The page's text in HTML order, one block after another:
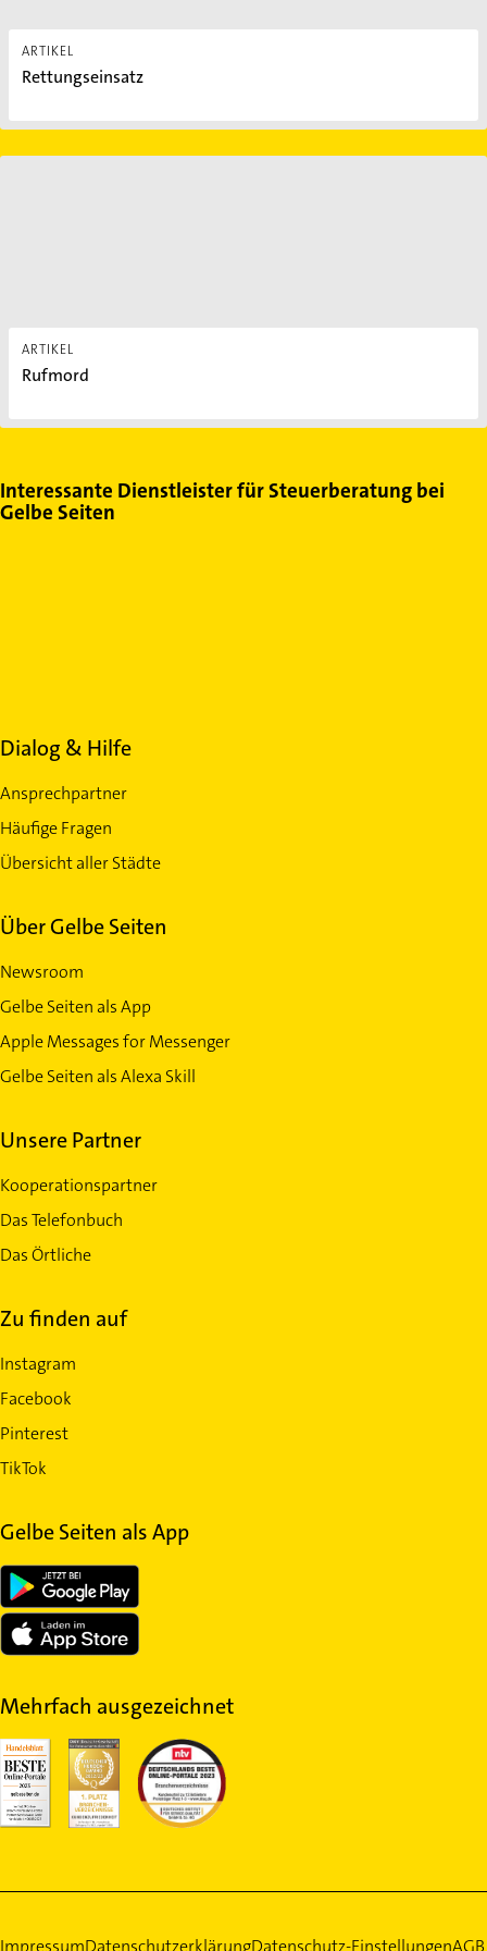
ARTIKEL
Rettungseinsatz
ARTIKEL
Rufmord
Interessante Dienstleister für Steuerberatung bei
Gelbe Seiten
Dialog & Hilfe
Ansprechpartner
Häufige Fragen
Übersicht aller Städte
Über Gelbe Seiten
Newsroom
Gelbe Seiten als App
Apple Messages for Messenger
Gelbe Seiten als Alexa Skill
Unsere Partner
Kooperationspartner
Das Telefonbuch
Das Örtliche
Zu finden auf
Instagram
Facebook
Pinterest
TikTok
Gelbe Seiten als App
Mehrfach ausgezeichnet